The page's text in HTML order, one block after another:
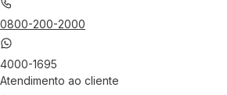
0800-200-2000
4000-1695
Atendimento ao cliente